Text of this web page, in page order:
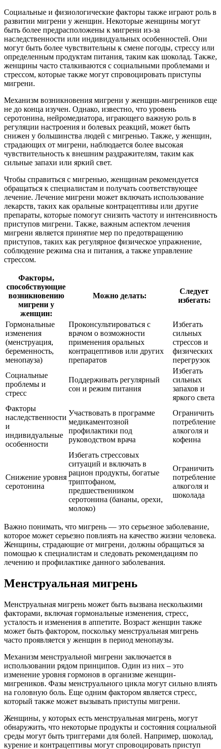
Социальные и физиологические факторы также играют роль в
развитии мигрени у женщин. Некоторые женщины могут
быть более предрасположены к мигрени из-за
наследственности или индивидуальных особенностей. Они
могут быть более чувствительны к смене погоды, стрессу или
определенным продуктам питания, таким как шоколад. Также,
женщины часто сталкиваются с социальными проблемами и
стрессом, которые также могут спровоцировать приступы
мигрени.
Механизм возникновения мигрени у женщин-мигреников еще
не до конца изучен. Однако, известно, что уровень
серотонина, нейромедиатора, играющего важную роль в
регуляции настроения и болевых реакций, может быть
снижен у большинства людей с мигренью. Также, у женщин,
страдающих от мигрени, наблюдается более высокая
чувствительность к внешним раздражителям, таким как
сильные запахи или яркий свет.
Чтобы справиться с мигренью, женщинам рекомендуется
обращаться к специалистам и получать соответствующее
лечение. Лечение мигрени может включать использование
лекарств, таких как оральные контрацептивы или другие
препараты, которые помогут снизить частоту и интенсивность
приступов мигрени. Также, важным аспектом лечения
мигрени является принятие мер по предотвращению
приступов, таких как регулярное физическое упражнение,
соблюдение режима сна и питания, а также управление
стрессом.
Факторы,
способствующие
возникновению
мигрени у
женщин:
Можно делать:
Следует
избегать:
Гормональные
изменения
(менструация,
беременность,
менопауза)
Проконсультироваться с
врачом о возможности
применения оральных
контрацептивов или других
препаратов
Избегать
сильных
стрессов и
физических
перегрузок
Социальные
проблемы и
стресс
Поддерживать регулярный
сон и режим питания
Избегать
сильных
запахов и
яркого света
Факторы
наследственности
и
индивидуальные
особенности
Участвовать в программе
медикаментозной
профилактики под
руководством врача
Ограничить
потребление
алкоголя и
кофеина
Снижение уровня
серотонина
Избегать стрессовых
ситуаций и включать в
рацион продукты, богатые
триптофаном,
предшественником
серотонина (бананы, орехи,
молоко)
Ограничить
потребление
алкоголя и
шоколада
Важно понимать, что мигрень — это серьезное заболевание,
которое может серьезно повлиять на качество жизни человека.
Женщины, страдающие от мигрени, должны обращаться за
помощью к специалистам и следовать рекомендациям по
лечению и профилактике данного заболевания.
Менструальная мигрень
Менструальная мигрень может быть вызвана несколькими
факторами, включая гормональные изменения, стресс,
усталость и изменения в аппетите. Возраст женщин также
может быть фактором, поскольку менструальная мигрень
часто проявляется у женщин в период менопаузы.
Механизм менструальной мигрени заключается в
использовании рядом принципов. Один из них – это
изменение уровня гормонов в организме женщин-
мигреников. Фазы менструального цикла могут сильно влиять
на головную боль. Еще одним фактором является стресс,
который также может вызывать приступы мигрени.
Женщины, у которых есть менструальная мигрень, могут
обнаружить, что некоторые продукты и состояния социальной
среды могут быть триггерами для болей. Например, шоколад,
курение и контрацептивы могут спровоцировать приступ